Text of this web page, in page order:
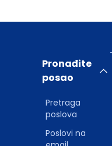
Pronađite
posao
Pretraga
poslova
Poslovi na